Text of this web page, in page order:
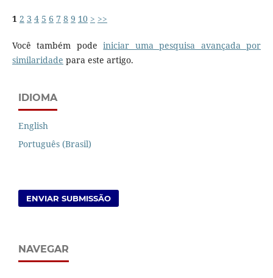
1 2 3 4 5 6 7 8 9 10 > >>
Você também podeiniciar uma pesquisa avançada por
similaridade para este artigo.
IDIOMA
English
Português (Brasil)
ENVIAR SUBMISSÃO
NAVEGAR